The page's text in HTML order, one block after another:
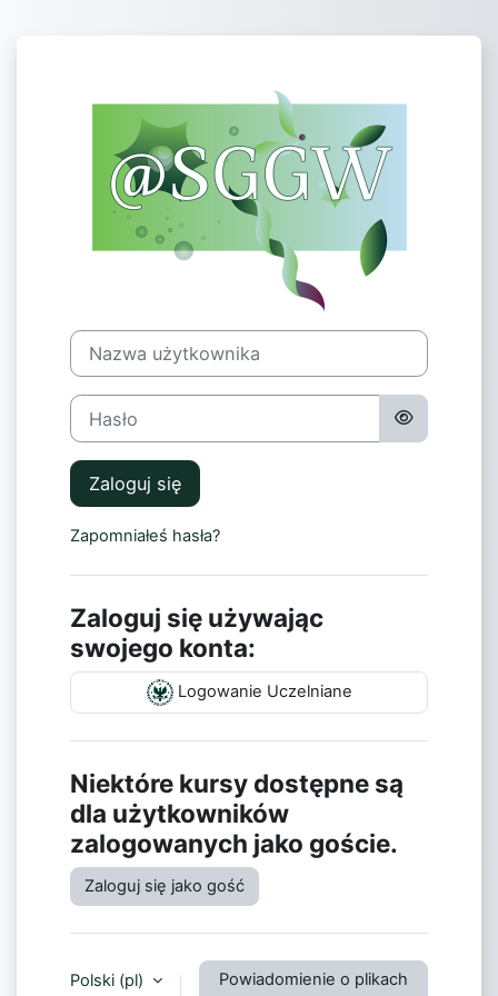
Zaloguj do
Nazwa użytkownika
Hasło
Zaloguj się
Zapomniałeś hasła?
Zaloguj się używając
swojego konta:
Logowanie Uczelniane
Niektóre kursy dostępne są
dla użytkowników
zalogowanych jako goście.
Zaloguj się jako gość
Polski ‎(pl)‎
Powiadomienie o plikach